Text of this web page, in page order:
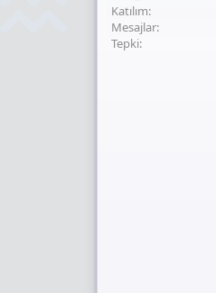
Katılım
Mesajlar
Tepki